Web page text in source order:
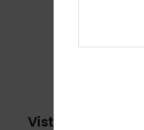
Visti di recente